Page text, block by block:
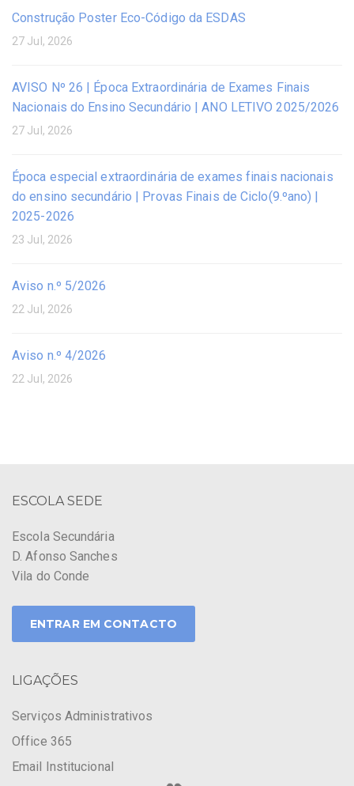
Construção Poster Eco-Código da ESDAS
27 Jul, 2026
AVISO Nº 26 | Época Extraordinária de Exames Finais
Nacionais do Ensino Secundário | ANO LETIVO 2025/2026
27 Jul, 2026
Época especial extraordinária de exames finais nacionais
do ensino secundário | Provas Finais de Ciclo(9.ºano) |
2025-2026
23 Jul, 2026
Aviso n.º 5/2026
22 Jul, 2026
Aviso n.º 4/2026
22 Jul, 2026
ESCOLA SEDE
Escola Secundária
D. Afonso Sanches
Vila do Conde
ENTRAR EM CONTACTO
LIGAÇÕES
Serviços Administrativos
Office 365
Email Institucional